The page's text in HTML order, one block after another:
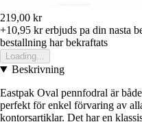
219,00 kr
+10,95 krerbjuds pa din nasta
bestallning har bekraftats
Loading...
Beskrivning
Eastpak Oval pennfodral är
perfekt för enkel förvaring av
kontorsartiklar. Det har en